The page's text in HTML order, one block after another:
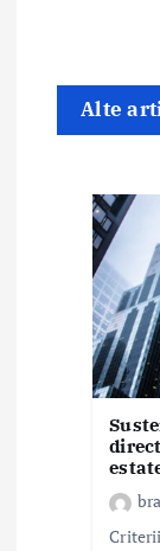
n
a
Alte